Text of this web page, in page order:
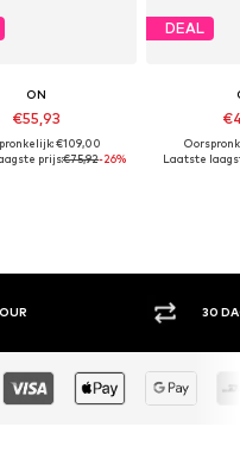
ON
€55,93
€109,00
prijs:€75,92-26%
DEAL
Laatste
30